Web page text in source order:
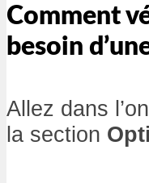
Comment
besoin
Allez dans
la section